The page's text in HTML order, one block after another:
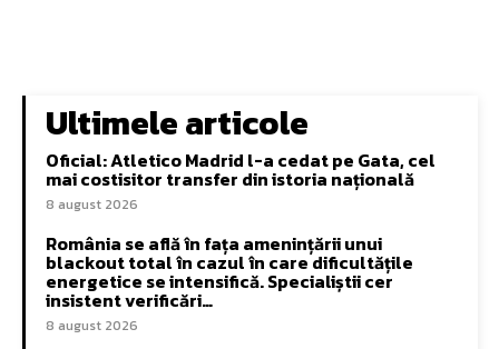
Ultimele articole
Oficial: Atletico Madrid l-a cedat pe Gata, cel
mai costisitor transfer din istoria națională
8 august 2026
România se află în fața amenințării unui
blackout total în cazul în care dificultățile
energetice se intensifică. Specialiștii cer
insistent verificări…
8 august 2026